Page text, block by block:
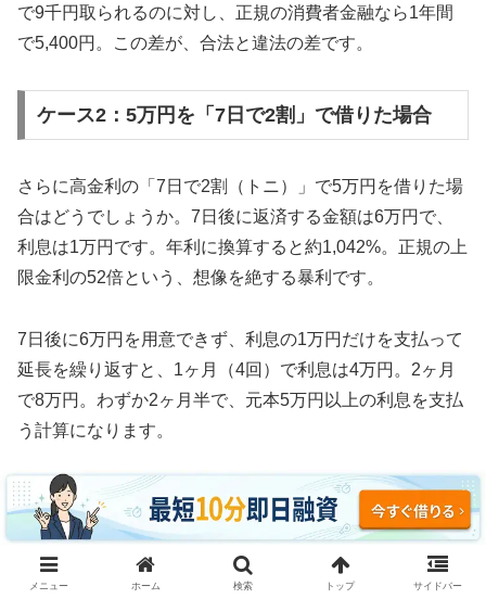
で9千円取られるのに対し、正規の消費者金融なら1年間
で5,400円。この差が、合法と違法の差です。
ケース2：5万円を「7日で2割」で借りた場合
さらに高金利の「7日で2割（トニ）」で5万円を借りた場
合はどうでしょうか。7日後に返済する金額は6万円で、
利息は1万円です。年利に換算すると約1,042%。正規の上
限金利の52倍という、想像を絶する暴利です。
7日後に6万円を用意できず、利息の1万円だけを支払って
延長を繰り返すと、1ヶ月（4回）で利息は4万円。2ヶ月
で8万円。わずか2ヶ月半で、元本5万円以上の利息を支払
う計算になります。
3ヶ月続けた場合、利息の支払い総額は約12万円。元本5
万円の2.4倍の利息を取られ、それでも借金は減っていま
せん。これがソフト闇金の実態です。
メニュー ホーム 検索 トップ サイドバー